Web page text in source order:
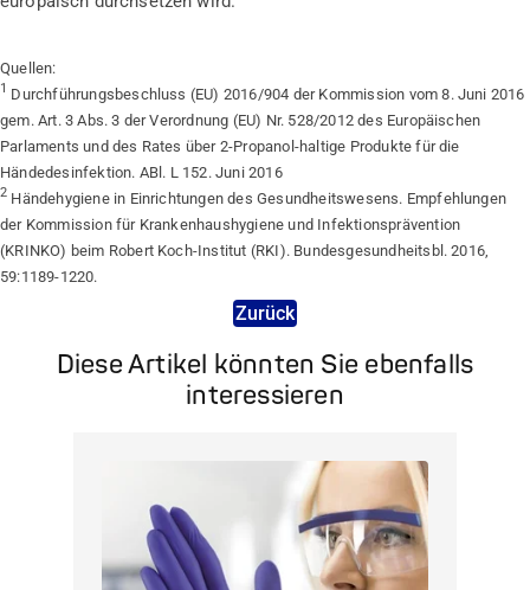
Quellen:
1 Durchführungsbeschluss (EU) 2016/904 der Kommission vom 8. Juni 2016
gem. Art. 3 Abs. 3 der Verordnung (EU) Nr. 528/2012 des Europäischen
Parlaments und des Rates über 2-Propanol-haltige Produkte für die
Händedesinfektion. ABl. L 152. Juni 2016
2 Händehygiene in Einrichtungen des Gesundheitswesens. Empfehlungen
der Kommission für Krankenhaushygiene und Infektionsprävention
(KRINKO) beim Robert Koch-Institut (RKI). Bundesgesundheitsbl. 2016,
59:1189-1220.
Zurück
Diese Artikel könnten Sie ebenfalls
interessieren